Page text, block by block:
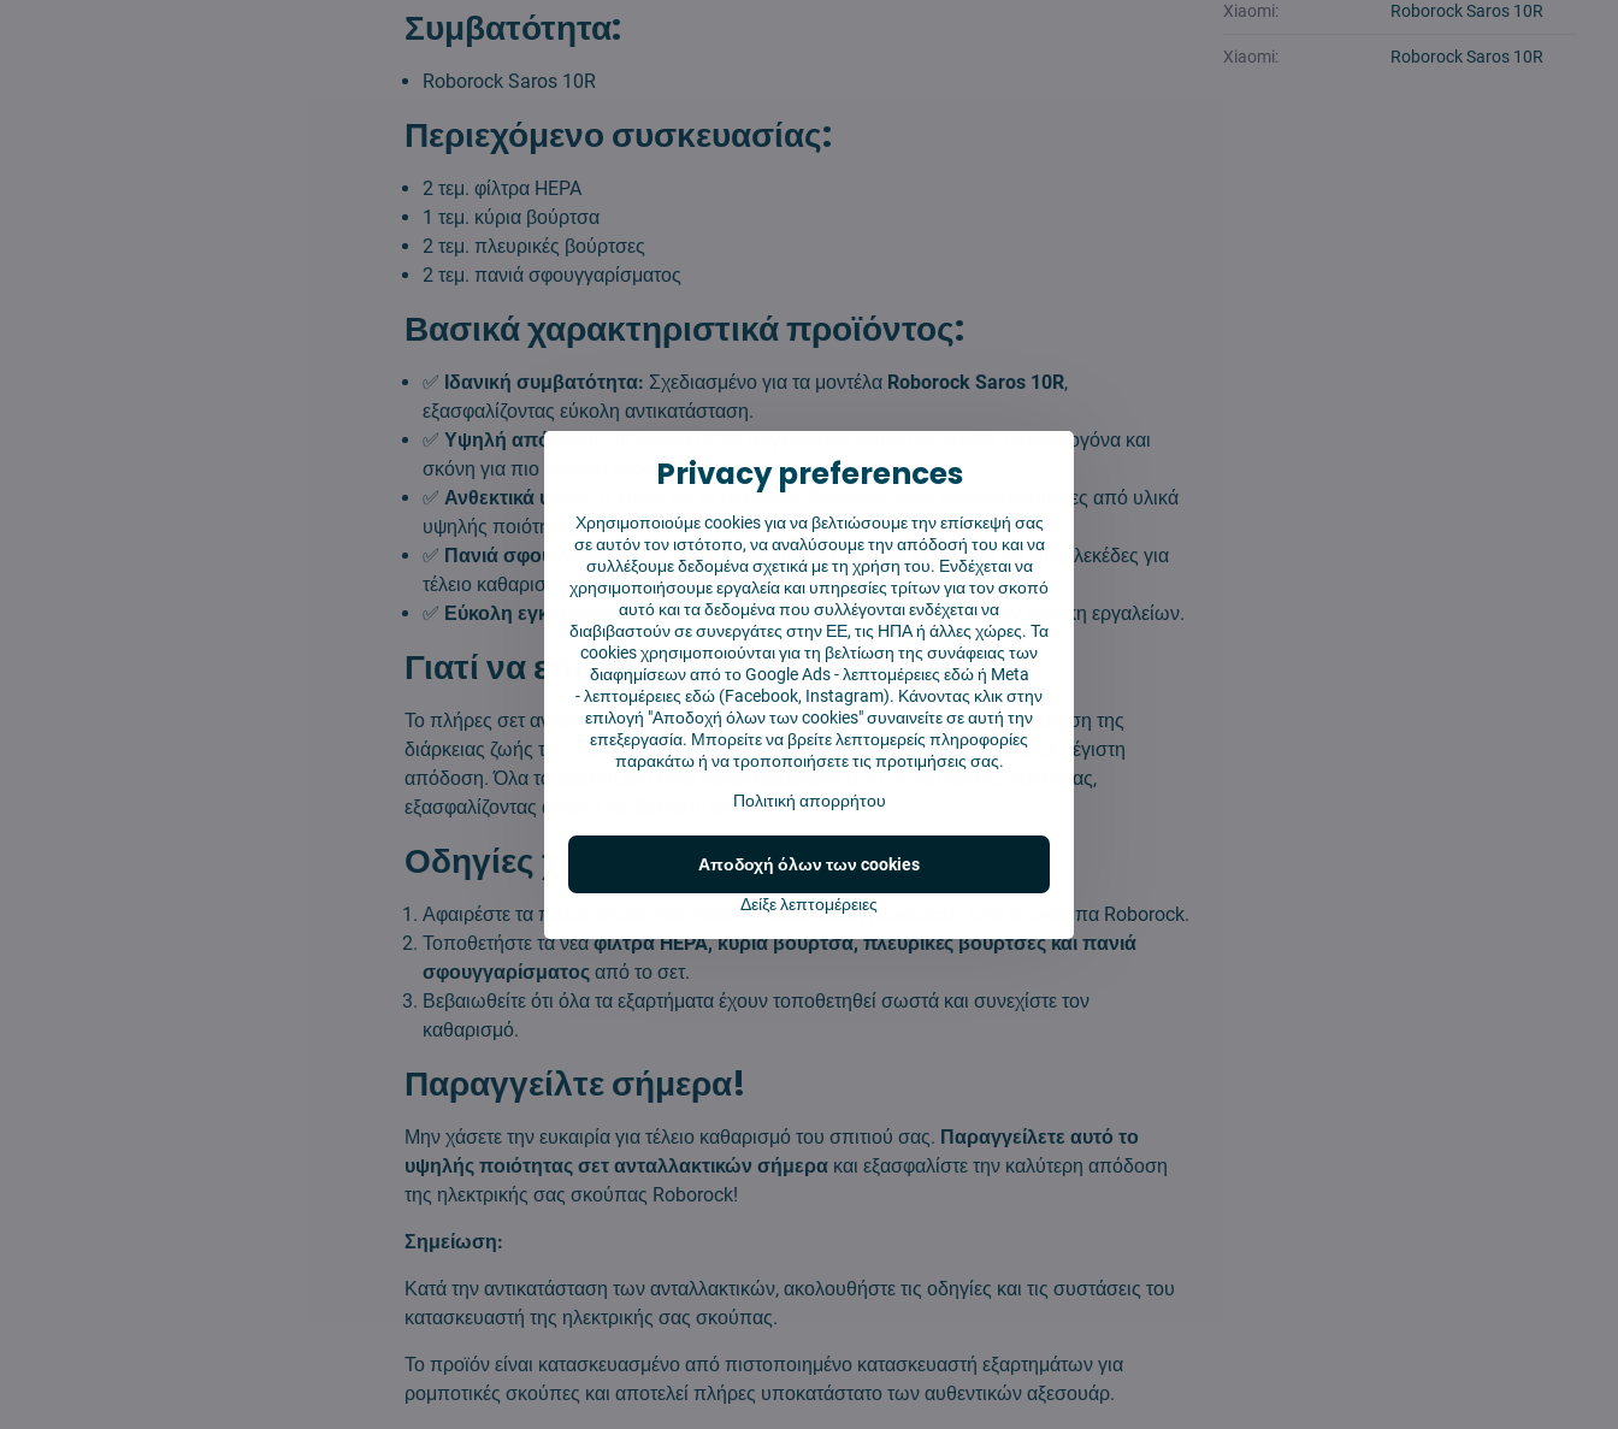
Συμβατότητα:
Roborock Saros 10R
Περιεχόμενο συσκευασίας:
2 τεμ. φίλτρα HEPA
1 τεμ. κύρια βούρτσα
2 τεμ. πλευρικές βούρτσες
2 τεμ. πανιά σφουγγαρίσματος
Βασικά χαρακτηριστικά προϊόντος:
✅ Ιδανική συμβατότητα: Σχεδιασμένο για τα μοντέλα Roborock Saros 10R,
εξασφαλίζοντας εύκολη αντικατάσταση.
✅Υψηλή απόδοση:
Τα φίλτρα HEPA συγκρατούν λεπτά σωματίδια, αλλεργιογόνα και
σκόνη για πιο καθαρό αέρα.
✅Ανθεκτικά υλικά:
Η κύρια και οι πλευρικές βούρτσες είναι κατασκευασμένες από υλικά
υψηλής ποιότητας για μεγαλύτερη αντοχή.
✅ Πανιά σφουγγαρίσματος:Αφαιρούν αποτελεσματικά τη βρωμιά και τους λεκέδες για
τέλειο καθαρισμό δαπέδων.
✅ Εύκολη εγκατάσταση:Γρήγορη και απλή αντικατάσταση χωρίς την ανάγκη εργαλείων.
Γιατί να επιλέξετε αυτό το σετ;
Το πλήρες σετ ανταλλακτικών για Roborock Saros 10R συμβάλλει στην παράταση της
διάρκειας ζωής της ηλεκτρικής σας σκούπας και εξασφαλίζει ότι λειτουργεί με μέγιστη
απόδοση. Όλα τα εξαρτήματα είναι κατασκευασμένα από υλικά υψηλής ποιότητας,
εξασφαλίζοντας αντοχή και βέλτιστη απόδοση.
Οδηγίες χρήσης:
Αφαιρέστε τα παλιά φίλτρα, βούρτσες ή πανιά σφουγγαρίσματος από τη σκούπα Roborock.
Τοποθετήστε τα νέαφίλτρα HEPA, κύρια βούρτσα, πλευρικές βούρτσες και πανιά
σφουγγαρίσματος από το σετ.
Βεβαιωθείτε ότι όλα τα εξαρτήματα έχουν τοποθετηθεί σωστά και συνεχίστε τον
καθαρισμό.
Παραγγείλτε σήμερα!
Μην χάσετε την ευκαιρία για τέλειο καθαρισμό του σπιτιού σας. Παραγγείλετε αυτό το
υψηλής ποιότητας σετ ανταλλακτικών σήμερα και εξασφαλίστε την καλύτερη απόδοση
της ηλεκτρικής σας σκούπας Roborock!
Σημείωση:
Κατά την αντικατάσταση των ανταλλακτικών, ακολουθήστε τις οδηγίες και τις συστάσεις του
κατασκευαστή της ηλεκτρικής σας σκούπας.
Το προϊόν είναι κατασκευασμένο από πιστοποιημένο κατασκευαστή εξαρτημάτων για
ρομποτικές σκούπες και αποτελεί πλήρες υποκατάστατο των αυθεντικών αξεσουάρ.
Xiaomi: Roborock Saros 10R
Xiaomi: Roborock Saros 10R
Privacy preferences
Χρησιμοποιούμε cookies για να βελτιώσουμε την επίσκεψή σας
σε αυτόν τον ιστότοπο, να αναλύσουμε την απόδοσή του και να
συλλέξουμε δεδομένα σχετικά με τη χρήση του. Ενδέχεται να
χρησιμοποιήσουμε εργαλεία και υπηρεσίες τρίτων για τον σκοπό
αυτό και τα δεδομένα που συλλέγονται ενδέχεται να
διαβιβαστούν σε συνεργάτες στην ΕΕ, τις ΗΠΑ ή άλλες χώρες. Τα
cookies χρησιμοποιούνται για τη βελτίωση της συνάφειας των
διαφημίσεων από το Google Ads -λεπτομέρειες εδώή Meta
-λεπτομέρειες εδώ (Facebook, Instagram). Κάνοντας κλικ στην
επιλογή "Αποδοχή όλων των cookies" συναινείτε σε αυτή την
επεξεργασία. Μπορείτε να βρείτε λεπτομερείς πληροφορίες
παρακάτω ή να τροποποιήσετε τις προτιμήσεις σας.
Πολιτική απορρήτου
Δείξε λεπτομέρειες
Αποδοχή όλων των cookies